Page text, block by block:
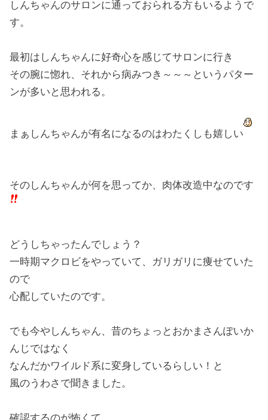
しんちゃんのサロンに通っておられる方もいるようで
す。
最初はしんちゃんに好奇心を感じてサロンに行き
その腕に惚れ、それから病みつき～～～というパター
ンが多いと思われる。
まぁしんちゃんが有名になるのはわたくしも嬉しい
そのしんちゃんが何を思ってか、肉体改造中なのです
どうしちゃったんでしょう？
一時期マクロビをやっていて、ガリガリに痩せていた
ので
心配していたのです。
でも今やしんちゃん、昔のちょっとおかまさんぽいか
んじではなく
なんだかワイルド系に変身しているらしい！と
風のうわさで聞きました。